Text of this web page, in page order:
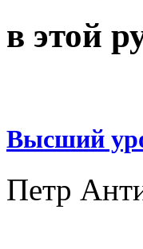
в этой
Высший
Петр